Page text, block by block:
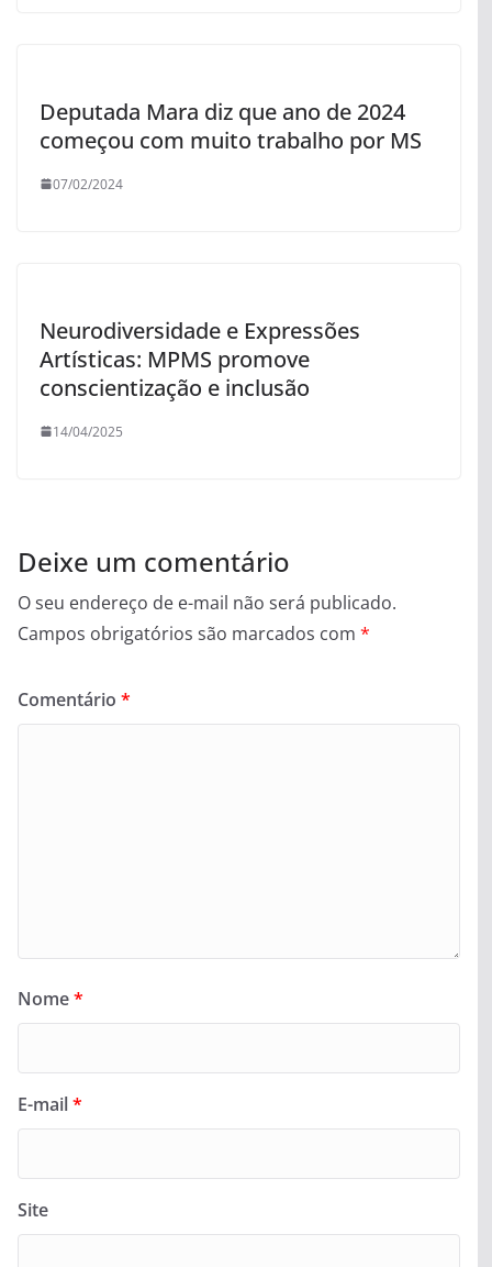
Deputada Mara diz que ano de 2024
começou com muito trabalho por MS
07/02/2024
Neurodiversidade e Expressões
Artísticas: MPMS promove
conscientização e inclusão
14/04/2025
Deixe um comentário
O seu endereço de e-mail não será publicado.
Campos obrigatórios são marcados com *
Comentário *
Nome*
E-mail*
Site